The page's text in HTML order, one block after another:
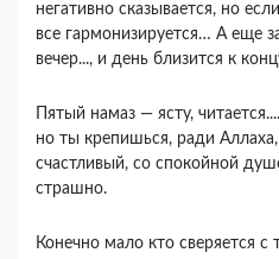
негативно сказывается, но
все гармонизируется… А еще
вечер..., и день близится к
Пятый намаз — ясту,
но ты крепишься, ради
счастливый, со спокойной
страшно.
Конечно мало кто сверяется с